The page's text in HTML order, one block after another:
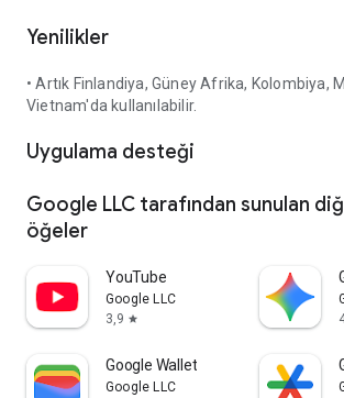
Yenilikler
• Artık Finlandiya, Güney Afrika, Kolombiya,
Vietnam'da kullanılabilir.
Uygulama desteği
Google LLC tarafından sunulan
öğeler
YouTube
Google LLC
3,9 star
Google Wallet
Google LLC